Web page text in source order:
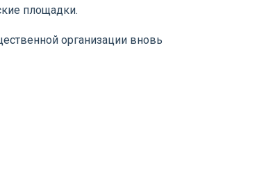
площадки.
организации вновь